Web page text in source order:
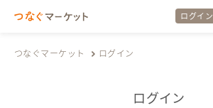
ログイン
つなぐマーケット ログイン
ログイン